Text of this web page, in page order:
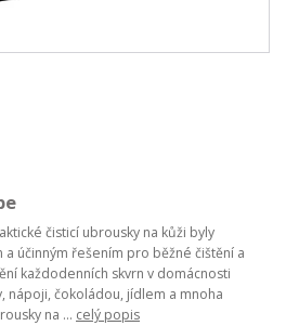
čisticí ubrousky na kůži byly
a účinným řešením pro běžné čištění a
každodenních skvrn v domácnosti
nápoji, čokoládou, jídlem a mnoha
na ... celý popis